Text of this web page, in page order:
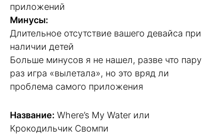
приложений
Минусы:
Длительное отсутствие вашего девайса при
наличии детей
Больше минусов я не нашел, разве что пару
раз игра «вылетала», но это вряд ли
проблема самого приложения
Название: Where’s My Water или
Крокодильчик Свомпи